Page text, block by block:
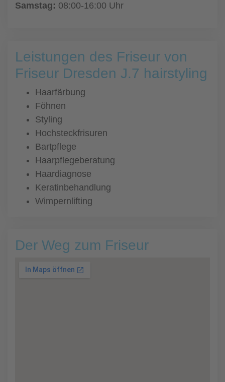
Samstag: 08:00-16:00 Uhr
Leistungen des Friseur von
Friseur Dresden J.7 hairstyling
Haarfärbung
Föhnen
Styling
Hochsteckfrisuren
Bartpflege
Haarpflegeberatung
Haardiagnose
Keratinbehandlung
Wimpernlifting
Der Weg zum Friseur